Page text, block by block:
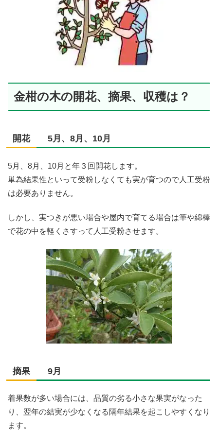
金柑の木の開花、摘果、収穫は？
開花 5月、8月、10月
5月、8月、10月と年３回開花します。
単為結果性といって受粉しなくても実が育つので人工受粉
は必要ありません。
しかし、実つきが悪い場合や屋内で育てる場合は筆や綿棒
で花の中を軽くさすって人工受粉させます。
摘果 9月
着果数が多い場合には、品質の劣る小さな果実がなった
り、翌年の結実が少なくなる隔年結果を起こしやすくなり
ます。